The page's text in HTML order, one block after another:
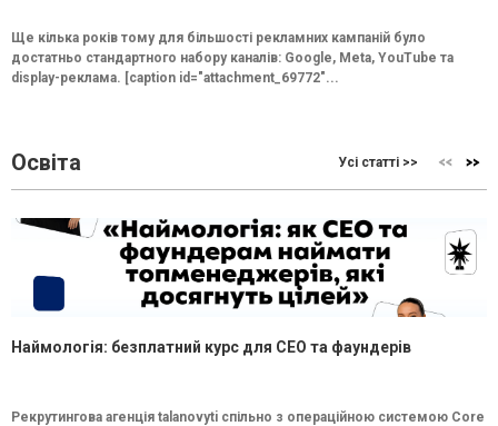
Ще кілька років тому для більшості рекламних кампаній було
достатньо стандартного набору каналів: Google, Meta, YouTube та
display-реклама. [caption id="attachment_69772"...
Освіта Усі статті >>
Наймологія: безплатний курс для CEO та фаундерів
Рекрутингова агенція talanovyti спільно з операційною системою Core